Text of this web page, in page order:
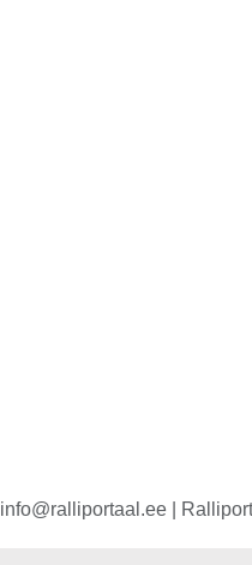
info@ralliportaal.ee |